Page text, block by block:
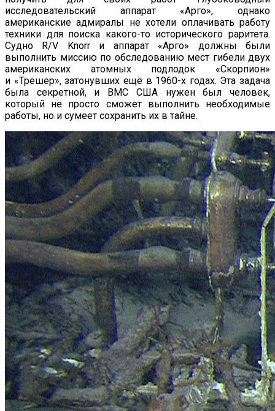
исследовательский аппарат «Арго», однако
американские адмиралы не хотели оплачивать работу
техники для поиска какого-то исторического раритета.
Судно R/V Knorr и аппарат «Арго» должны были
выполнить миссию по обследованию мест гибели двух
американских атомных подлодок «Скорпион»
и «Трешер», затонувших ещё в 1960-х годах. Эта задача
была секретной, и ВМС США нужен был человек,
который не просто сможет выполнить необходимые
работы, но и сумеет сохранить их в тайне.